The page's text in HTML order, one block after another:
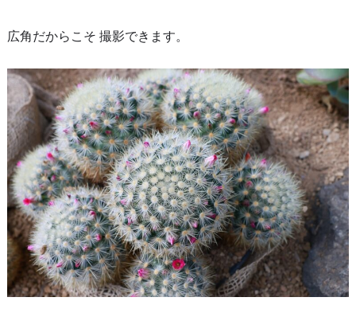
広角だからこそ 撮影できます。